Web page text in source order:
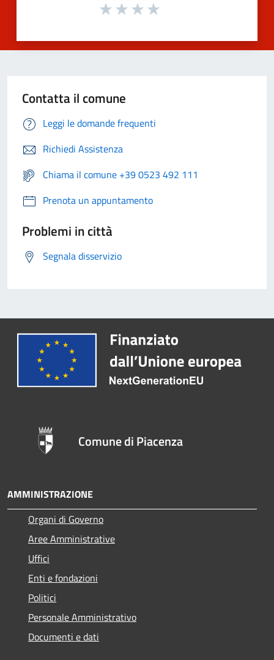
Contatta il comune
Leggi le domande frequenti
Richiedi Assistenza
Chiama il comune +39 0523 492 111
Prenota un appuntamento
Problemi in città
Segnala disservizio
Comune di Piacenza
AMMINISTRAZIONE
Organi di Governo
Aree Amministrative
Uffici
Enti e fondazioni
Politici
Personale Amministrativo
Documenti e dati